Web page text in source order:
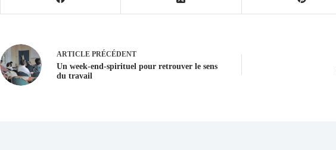
ARTICLE PRÉCÉDENT
Un week-end-spirituel pour retrouver le sens
du travail